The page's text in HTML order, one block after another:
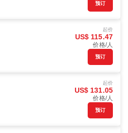
预订
起价
US$ 115.47
价格/人
预订
起价
US$ 131.05
价格/人
预订